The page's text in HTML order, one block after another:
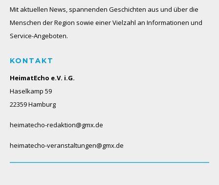
Mit aktuellen News, spannenden Geschichten aus und über die
Menschen der Region sowie einer Vielzahl an Informationen und
Service-Angeboten.
KONTAKT
HeimatEcho e.V. i.G.
Haselkamp 59
22359 Hamburg
heimatecho-redaktion@gmx.de
heimatecho-veranstaltungen@gmx.de